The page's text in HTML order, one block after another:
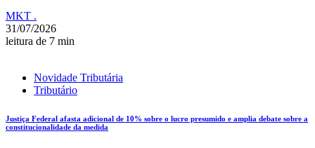
MKT .
31/07/2026
leitura de 7 min
Novidade Tributária
Tributário
Justiça Federal afasta adicional de 10% sobre o lucro presumido e amplia debate sobre a
constitucionalidade da medida